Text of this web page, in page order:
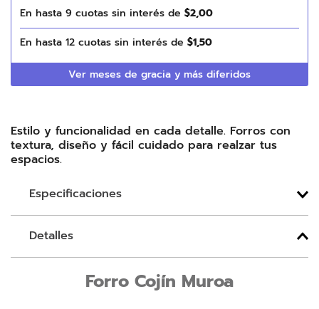
En hasta 9 cuotas sin interés de $2,00
En hasta 12 cuotas sin interés de $1,50
Ver meses de gracia y más diferidos
Estilo y funcionalidad en cada detalle. Forros con
textura, diseño y fácil cuidado para realzar tus
espacios.
Especificaciones
Detalles
Forro Cojín Muroa